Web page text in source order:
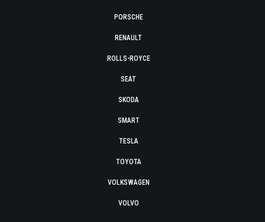
PORSCHE
RENAULT
ROLLS-ROYCE
SEAT
SKODA
SMART
TESLA
TOYOTA
VOLKSWAGEN
VOLVO